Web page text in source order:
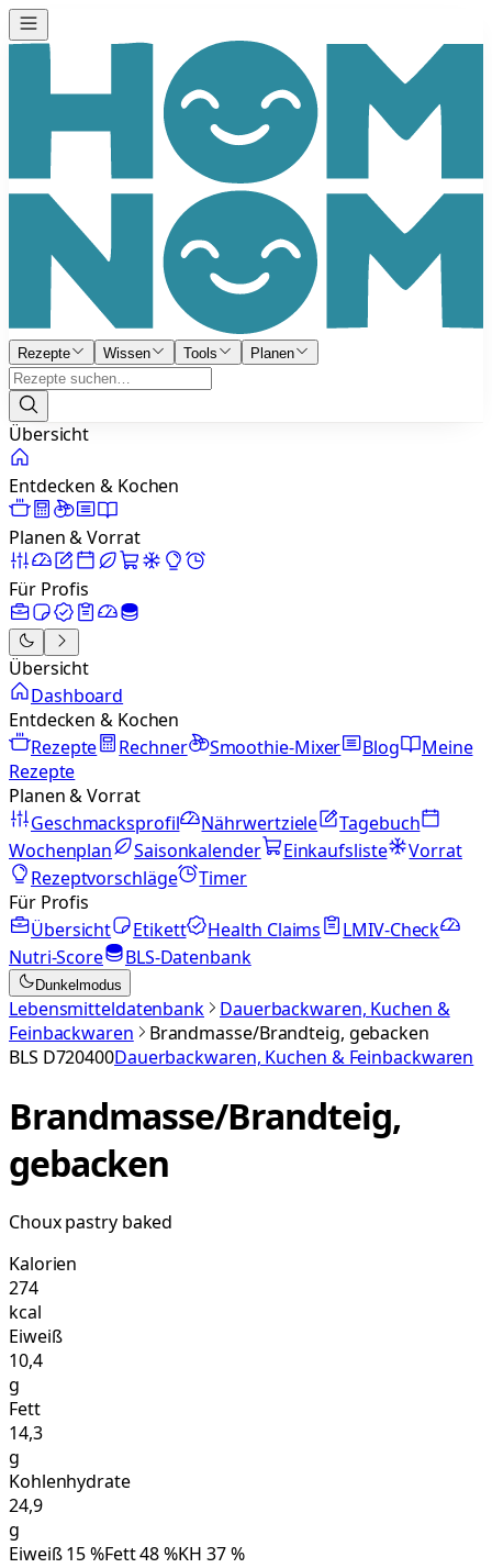
Rezepte Wissen Tools Planen
Übersicht
Entdecken & Kochen
Planen & Vorrat
Für Profis
Übersicht
Dashboard
Entdecken & Kochen
Rezepte
Rechner Smoothie-Mixer Blog
Meine
Rezepte
Planen & Vorrat
Geschmacksprofil
Nährwertziele
Tagebuch
Wochenplan
Saisonkalender Einkaufsliste
Vorrat
Rezeptvorschläge
Timer
Für Profis
Übersicht
Etikett Health Claims
LMIV-Check
Nutri-Score
BLS-Datenbank
Dunkelmodus
Lebensmitteldatenbank
Dauerbackwaren, Kuchen &
Feinbackwaren
Brandmasse/Brandteig, gebacken
BLS D720400Dauerbackwaren, Kuchen & Feinbackwaren
Brandmasse/Brandteig,
gebacken
Choux pastry baked
Kalorien
274
kcal
Eiweiß
10,4
g
Fett
14,3
g
Kohlenhydrate
24,9
g
Eiweiß15%Fett48%KH 37%